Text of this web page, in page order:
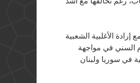
الأغلبية الشعبية
السني في مواجهة
في سوريا ولبنان